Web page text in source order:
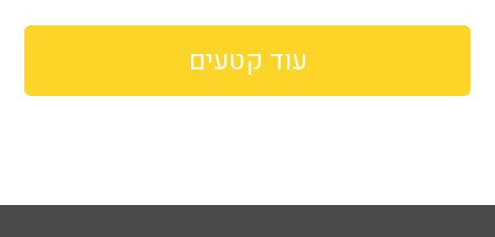
עוד קטעים